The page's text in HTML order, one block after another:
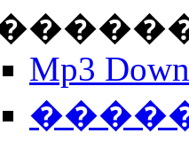
Mp3